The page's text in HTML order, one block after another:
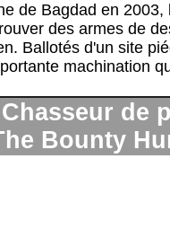
de Bagdad en
des armes de
Ballotés d'un site
machination
de
Bounty